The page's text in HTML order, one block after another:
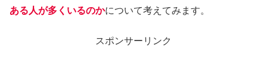
ある人が多くいるのかについて考えてみます。
スポンサーリンク